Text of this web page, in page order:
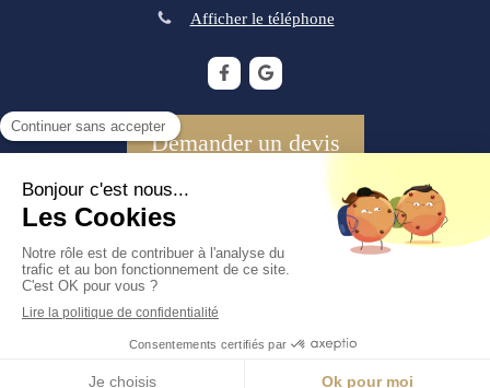
Afficher le téléphone
Demander un devis
©2012 La Gueule du Bois - Ebenisterie Menuiserie Muller -
Ebenisterie, Menuiserie, Agencement
Plan du site
Création et référencement du site par Simplébo
Ce site a été proposé par